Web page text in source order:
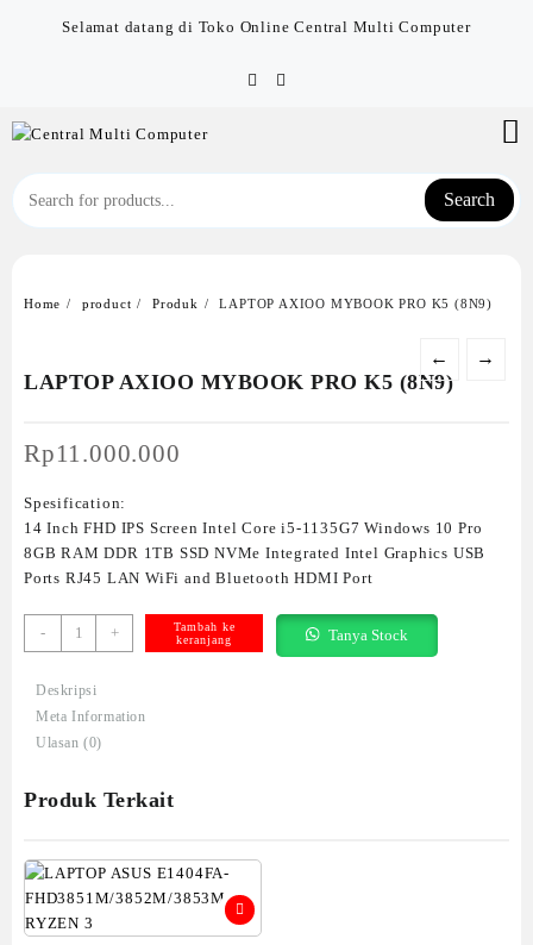
Selamat datang di Toko Online Central Multi Computer
Search
Home product Produk LAPTOP AXIOO MYBOOK PRO K5 (8N9)
← →
LAPTOP AXIOO MYBOOK PRO K5 (8N9)
Rp11.000.000
Spesification:
14 Inch FHD IPS Screen Intel Core i5-1135G7 Windows 10 Pro
8GB RAM DDR 1TB SSD NVMe Integrated Intel Graphics USB
Ports RJ45 LAN WiFi and Bluetooth HDMI Port
-
Kuantitas
LAPTOP
MYBOOK
PRO
K5
+
Tambah ke
keranjang
Tanya Stock
Deskripsi
Meta Information
Ulasan (0)
Produk Terkait